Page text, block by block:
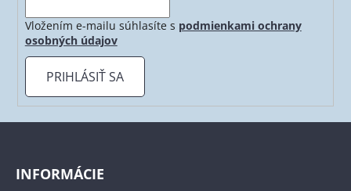
v
Vložením e-mailu súhlasíte s podmienkami ochrany
osobných údajov
PRIHLÁSIŤ SA
Z
INFORMÁCIE